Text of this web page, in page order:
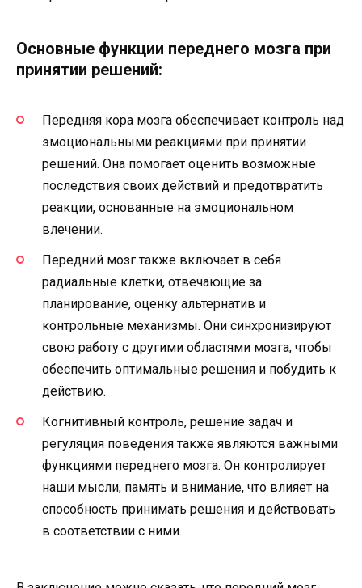
Основные функции переднего мозга при
принятии решений:
Передняя кора мозга обеспечивает контроль над
эмоциональными реакциями при принятии
решений. Она помогает оценить возможные
последствия своих действий и предотвратить
реакции, основанные на эмоциональном
влечении.
Передний мозг также включает в себя
радиальные клетки, отвечающие за
планирование, оценку альтернатив и
контрольные механизмы. Они синхронизируют
свою работу с другими областями мозга, чтобы
обеспечить оптимальные решения и побудить к
действию.
Когнитивный контроль, решение задач и
регуляция поведения также являются важными
функциями переднего мозга. Он контролирует
наши мысли, память и внимание, что влияет на
способность принимать решения и действовать
в соответствии с ними.